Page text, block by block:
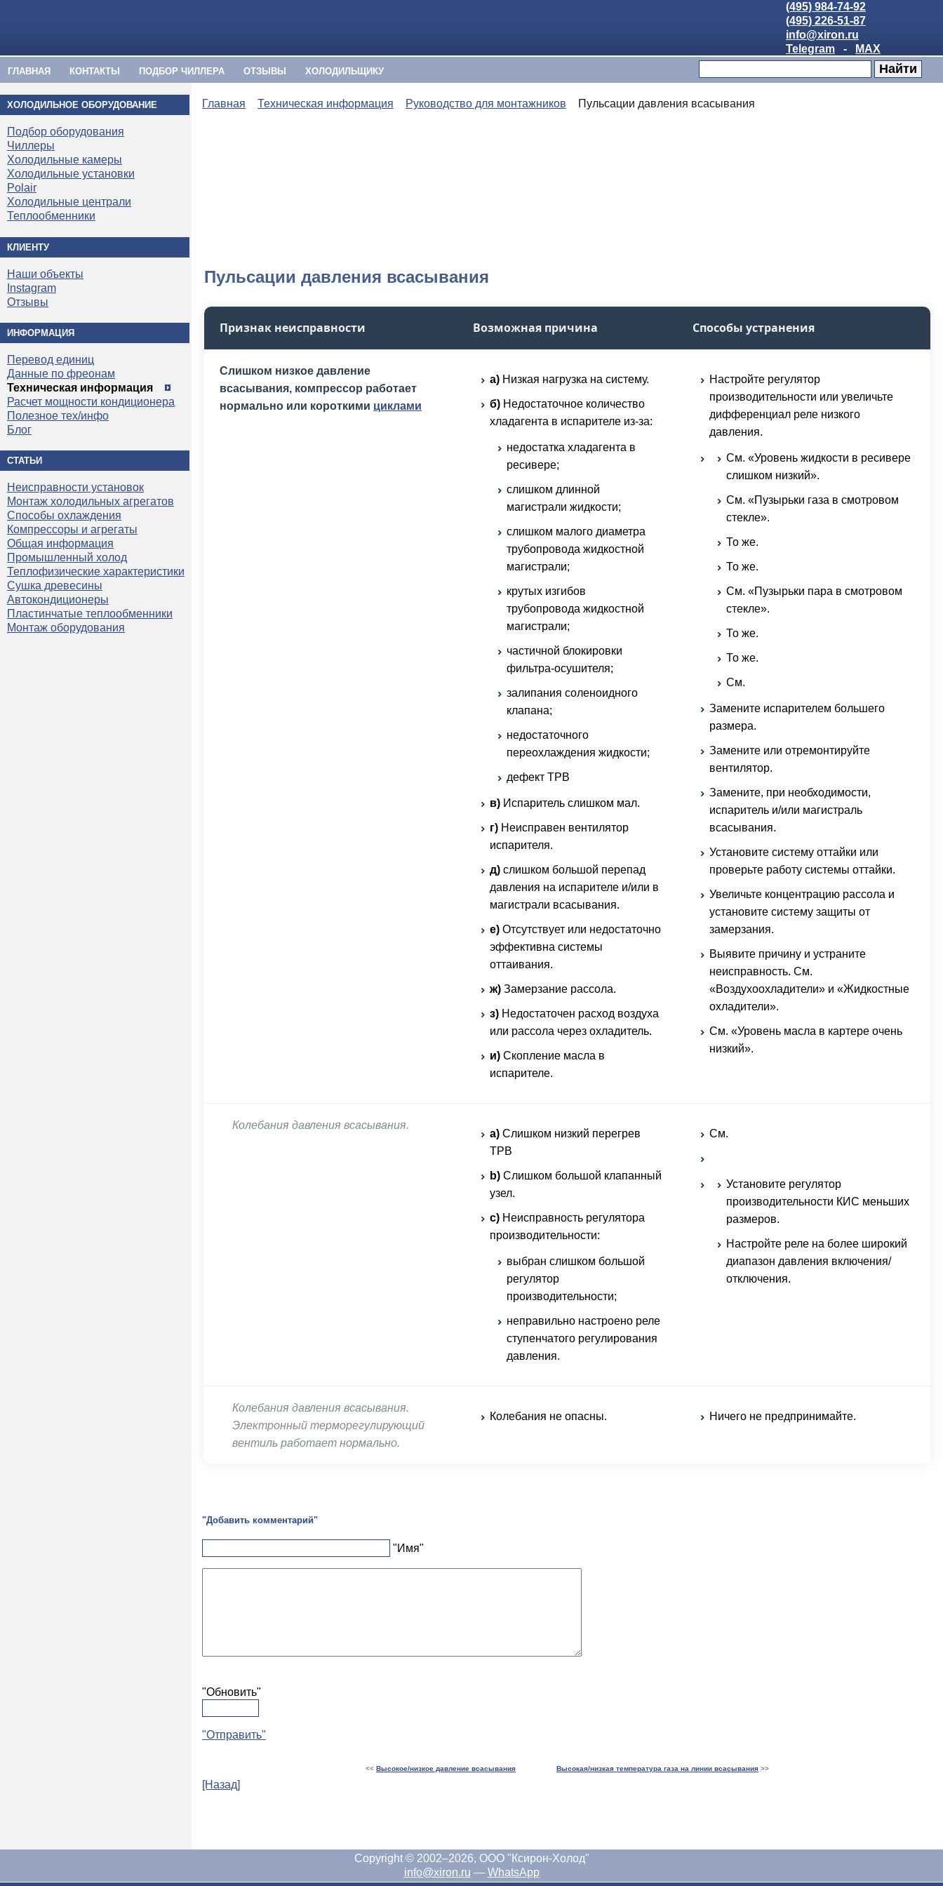
(495) 984-74-92
(495) 226-51-87
info@xiron.ru
Telegram
- MAX
ГЛАВНАЯ КОНТАКТЫ ПОДБОР ЧИЛЛЕРА ОТЗЫВЫ ХОЛОДИЛЬЩИКУ
ХОЛОДИЛЬНОЕ ОБОРУДОВАНИЕ
Подбор оборудования
Чиллеры
Холодильные камеры
Холодильные установки
Polair
Холодильные централи
Теплообменники
КЛИЕНТУ
Наши объекты
Instagram
Отзывы
ИНФОРМАЦИЯ
Перевод единиц
Данные по фреонам
Техническая информация
Расчет мощности кондиционера
Полезное тех/инфо
Блог
СТАТЬИ
Неисправности установок
Монтаж холодильных агрегатов
Способы охлаждения
Компрессоры и агрегаты
Общая информация
Промышленный холод
Теплофизические характеристики
Сушка древесины
Автокондиционеры
Пластинчатые теплообменники
Монтаж оборудования
Главная Техническая информация Руководство для монтажников Пульсации давления всасывания
Пульсации давления всасывания
Признак неисправности Возможная причина Способы устранения
Слишком низкое давление
всасывания, компрессор работает
нормально или короткими циклами
a) Низкая нагрузка на систему.
б) Недостаточное количество
хладагента в испарителе из-за:
недостатка хладагента в
ресивере;
слишком длинной
магистрали жидкости;
слишком малого диаметра
трубопровода жидкостной
магистрали;
крутых изгибов
трубопровода жидкостной
магистрали;
частичной блокировки
фильтра-осушителя;
залипания соленоидного
клапана;
недостаточного
переохлаждения жидкости;
дефект ТРВ
в) Испаритель слишком мал.
г) Неисправен вентилятор
испарителя.
д) слишком большой перепад
давления на испарителе и/или в
магистрали всасывания.
е) Отсутствует или недостаточно
эффективна системы
оттаивания.
ж) Замерзание рассола.
з) Недостаточен расход воздуха
или рассола через охладитель.
и) Скопление масла в
испарителе.
Настройте регулятор
производительности или увеличьте
дифференциал реле низкого
давления.
См. «Уровень жидкости в ресивере
слишком низкий».
См. «Пузырьки газа в смотровом
стекле».
То же.
То же.
См. «Пузырьки пара в смотровом
стекле».
То же.
То же.
См.
Замените испарителем большего
размера.
Замените или отремонтируйте
вентилятор.
Замените, при необходимости,
испаритель и/или магистраль
всасывания.
Установите систему оттайки или
проверьте работу системы оттайки.
Увеличьте концентрацию рассола и
установите систему защиты от
замерзания.
Выявите причину и устраните
неисправность. См.
«Воздухоохладители» и «Жидкостные
охладители».
См. «Уровень масла в картере очень
низкий».
Колебания давления всасывания.
a) Слишком низкий перегрев
ТРВ
b) Слишком большой клапанный
узел.
c) Неисправность регулятора
производительности:
выбран слишком большой
регулятор
производительности;
неправильно настроено реле
ступенчатого регулирования
давления.
См.
Установите регулятор
производительности КИС меньших
размеров.
Настройте реле на более широкий
диапазон давления включения/
отключения.
Колебания давления всасывания.
Электронный терморегулирующий
вентиль работает нормально.
Колебания не опасны. Ничего не предпринимайте.
"Добавить комментарий"
"Имя"
"Обновить"
"Отправить"
<< Высокое/низкое давление всасывания Высокая/низкая температура газа на линии всасывания >>
[Назад]
Copyright © 2002–2026, ООО "Ксирон-Холод"
info@xiron.ru — WhatsApp